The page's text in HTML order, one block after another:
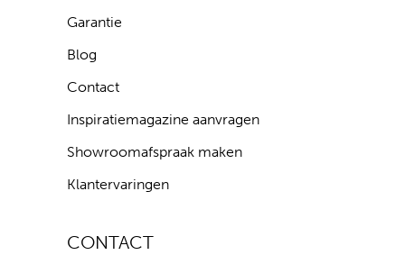
Garantie
Blog
Contact
Inspiratiemagazine aanvragen
Showroomafspraak maken
Klantervaringen
CONTACT